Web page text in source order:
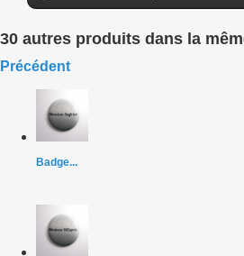
30 autres produits dans la
Précédent
Badge...